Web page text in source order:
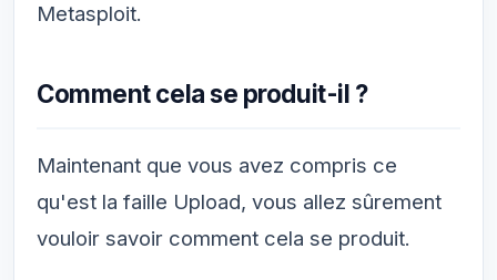
Metasploit.
Comment cela se produit-il ?
Maintenant que vous avez compris ce
qu'est la faille Upload, vous allez sûrement
vouloir savoir comment cela se produit.